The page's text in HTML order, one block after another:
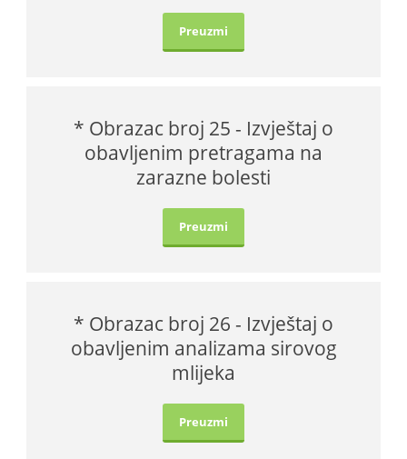
Preuzmi
* Obrazac broj 25 - Izvještaj o
obavljenim pretragama na
zarazne bolesti
Preuzmi
* Obrazac broj 26 - Izvještaj o
obavljenim analizama sirovog
mlijeka
Preuzmi